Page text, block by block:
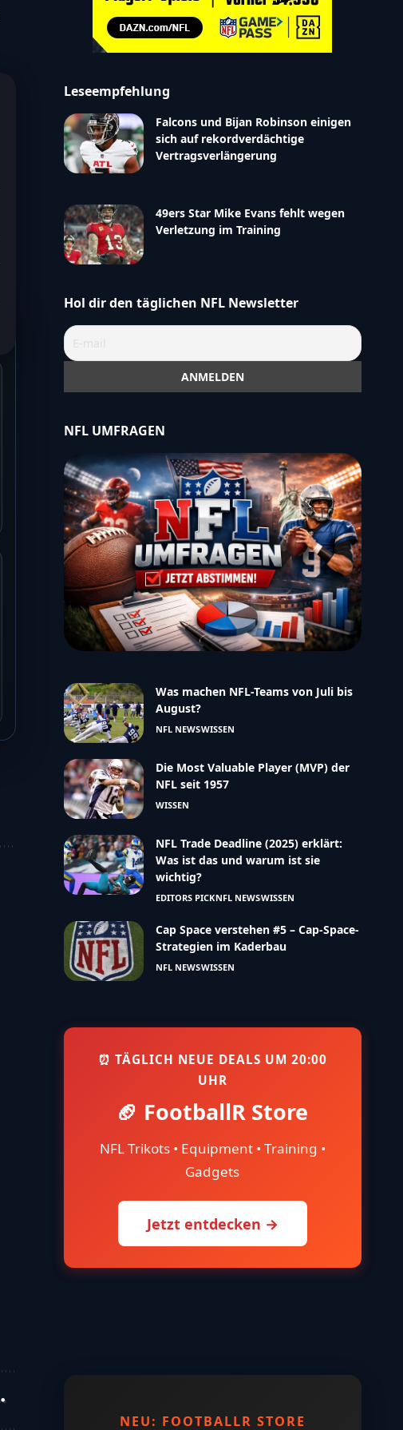
Leseempfehlung
Falcons und Bijan Robinson einigen
sich auf rekordverdächtige
Vertragsverlängerung
49ers Star Mike Evans fehlt wegen
Verletzung im Training
Hol dir den täglichen NFL Newsletter
NFL UMFRAGEN
Was machen NFL-Teams von Juli bis
August?
NFL NEWSWISSEN
Die Most Valuable Player (MVP) der
NFL seit 1957
WISSEN
NFL Trade Deadline (2025) erklärt:
Was ist das und warum ist sie
wichtig?
EDITORS PICKNFL NEWSWISSEN
Cap Space verstehen #5 – Cap-Space-
Strategien im Kaderbau
NFL NEWSWISSEN
⏰ TÄGLICH NEUE DEALS UM 20:00
UHR
🏈 FootballR Store
NFL Trikots • Equipment • Training •
Gadgets
Jetzt entdecken →
NEU: FOOTBALLR STORE